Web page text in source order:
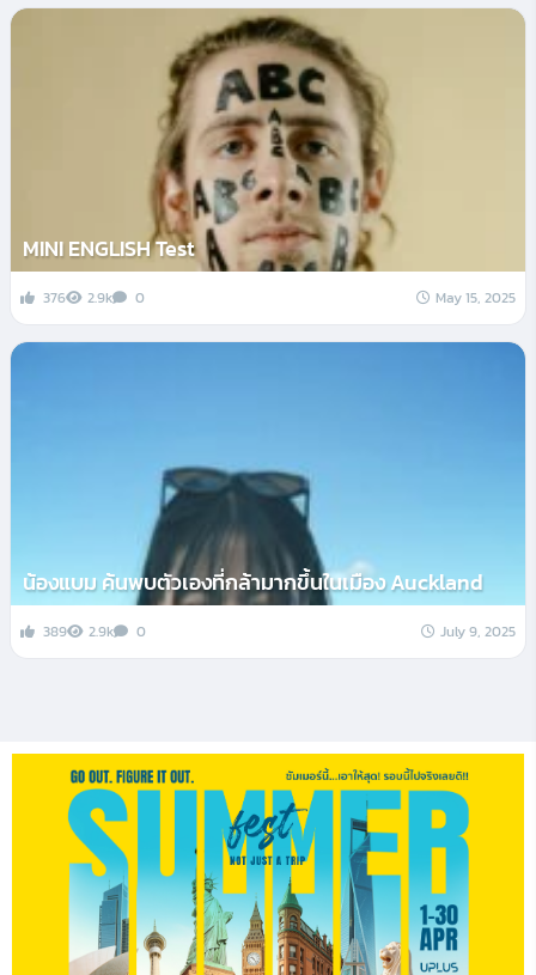
MINI ENGLISH Test
376 2.9k 0 May 15, 2025
น้องแบม ค้นพบตัวเองที่กล้ามากขึ้นในเมือง Auckland
389 2.9k 0 July 9, 2025